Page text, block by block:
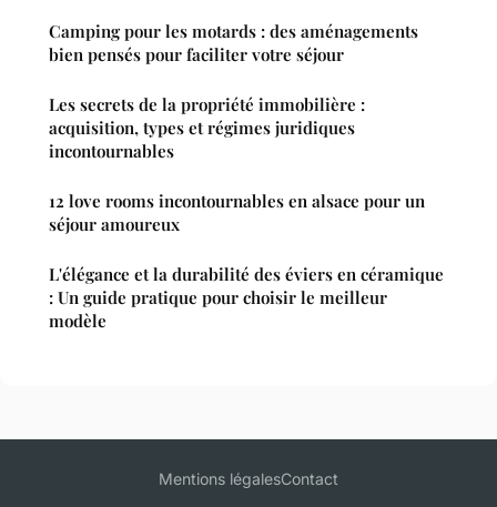
Camping pour les motards : des aménagements
bien pensés pour faciliter votre séjour
Les secrets de la propriété immobilière :
acquisition, types et régimes juridiques
incontournables
12 love rooms incontournables en alsace pour un
séjour amoureux
L'élégance et la durabilité des éviers en céramique
: Un guide pratique pour choisir le meilleur
modèle
Mentions légalesContact